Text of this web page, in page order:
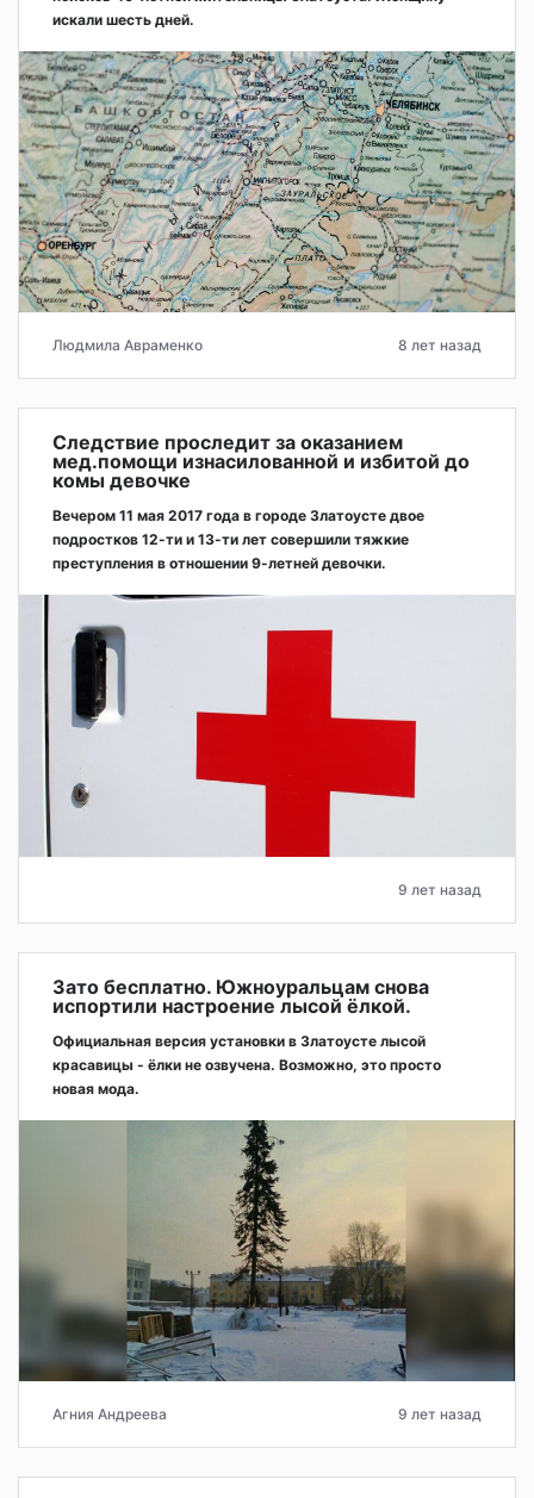
искали шесть дней.
Людмила Авраменко 8 лет назад
Следствие проследит за оказанием
мед.помощи изнасилованной и избитой до
комы девочке
Вечером 11 мая 2017 года в городе Златоусте двое
подростков 12-ти и 13-ти лет совершили тяжкие
преступления в отношении 9-летней девочки.
9 лет назад
Зато бесплатно. Южноуральцам снова
испортили настроение лысой ёлкой.
Официальная версия установки в Златоусте лысой
красавицы - ёлки не озвучена. Возможно, это просто
новая мода.
Агния Андреева 9 лет назад